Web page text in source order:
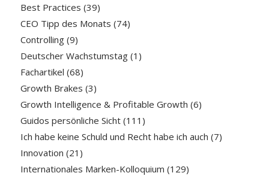
Best Practices (39)
CEO Tipp des Monats (74)
Controlling(9)
Deutscher Wachstumstag(1)
Fachartikel (68)
Growth Brakes (3)
Growth Intelligence & Profitable Growth (6)
Guidos persönliche Sicht(111)
Ich habe keine Schuld und Recht habe ich auch (7)
Innovation (21)
Internationales Marken-Kolloquium (129)